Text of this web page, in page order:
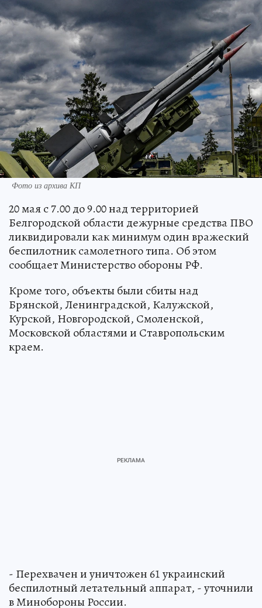
Фото из архива КП
20 мая с 7.00 до 9.00 над территорией
Белгородской области дежурные средства ПВО
ликвидировали как минимум один вражеский
беспилотник самолетного типа. Об этом
сообщает Министерство обороны РФ.
Кроме того, объекты были сбиты над
Брянской, Ленинградской, Калужской,
Курской, Новгородской, Смоленской,
Московской областями и Ставропольским
краем.
- Перехвачен и уничтожен 61 украинский
беспилотный летательный аппарат, - уточнили
в Минобороны России.